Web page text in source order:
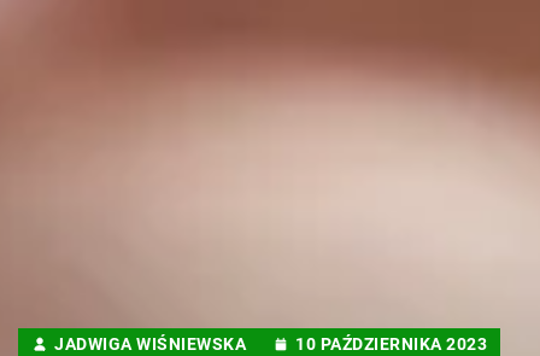
JADWIGA WIŚNIEWSKA
10 PAŹDZIERNIKA 2023